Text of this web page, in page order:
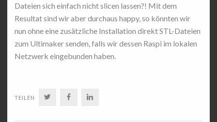
Dateien sich einfach nicht slicen lassen?! Mit dem
Resultat sind wir aber durchaus happy, so könnten wir
nun ohne eine zusätzliche Installation direkt STL-Dateien
zum Ultimaker senden, falls wir dessen Raspi im lokalen
Netzwerk eingebunden haben.
TEILEN TWITTERFACEBOOK